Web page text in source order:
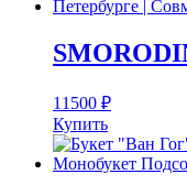
11500 ₽
Купить